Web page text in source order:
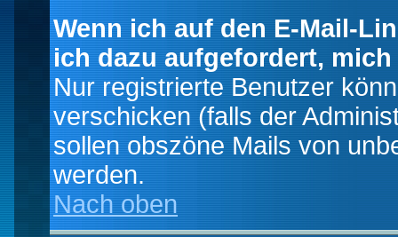
Wenn ich auf den E-Mail-
ich dazu aufgefordert,
Nur registrierte Benutzer
verschicken (falls der
sollen obszöne Mails von
werden.
Nach oben